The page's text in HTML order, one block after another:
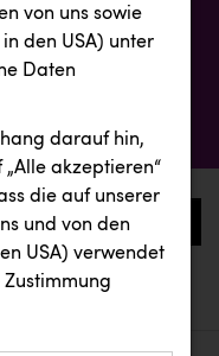
0
von uns sowie
den USA) unter
Daten
darauf hin,
akzeptieren“
die auf unserer
und von den
USA) verwendet